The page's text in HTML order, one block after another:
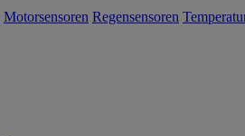
Motorsensoren Regensensoren